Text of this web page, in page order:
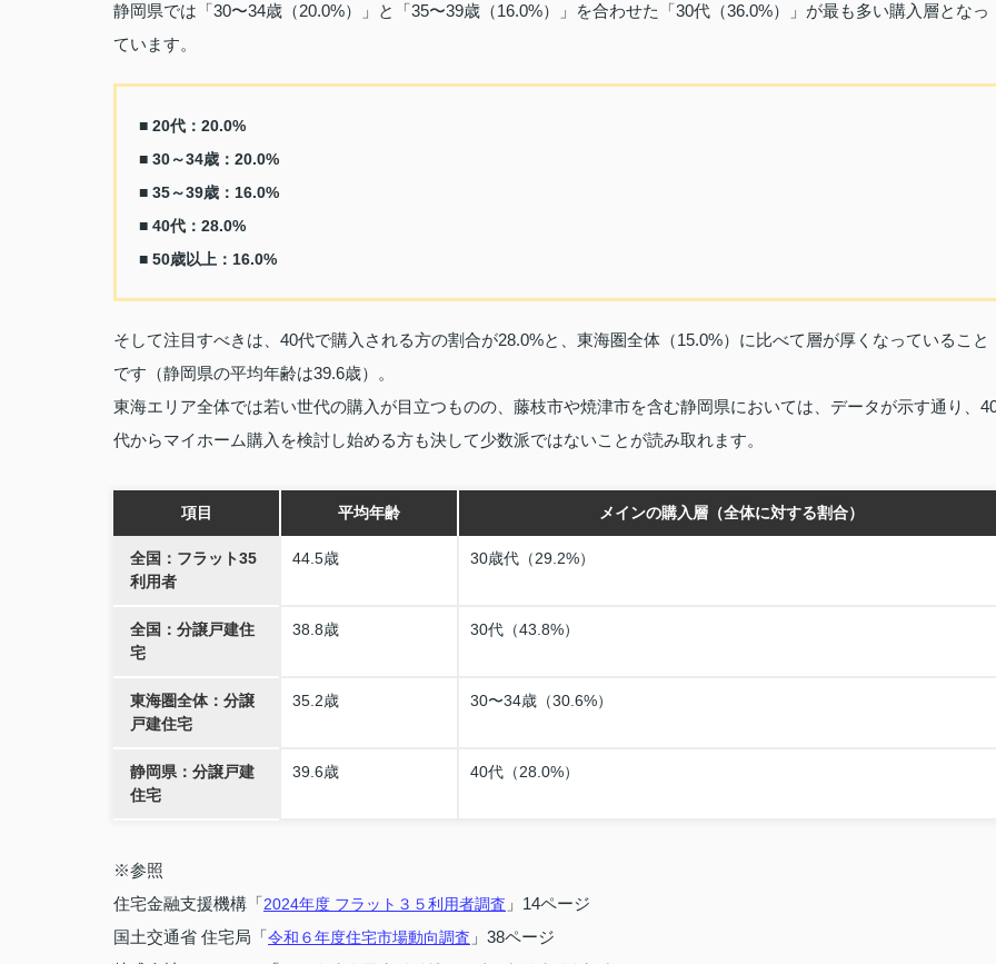
静岡県では「30〜34歳（20.0%）」と「35〜39歳（16.0%）」を合わせた「30代（36.0%）」が最も多い購入層となっ
ています。
■ 20代：20.0%
■ 30～34歳：20.0%
■ 35～39歳：16.0%
■ 40代：28.0%
■ 50歳以上：16.0%
そして注目すべきは、40代で購入される方の割合が28.0%と、東海圏全体（15.0%）に比べて層が厚くなっていること
です（静岡県の平均年齢は39.6歳）。
東海エリア全体では若い世代の購入が目立つものの、藤枝市や焼津市を含む静岡県においては、データが示す通り、
代からマイホーム購入を検討し始める方も決して少数派ではないことが読み取れます。
項目 平均年齢 メインの購入層（全体に対する割合）
全国：フラット35
利用者
44.5歳 30歳代（29.2%）
全国：分譲戸建住
宅
38.8歳 30代（43.8%）
東海圏全体：分譲
戸建住宅
35.2歳 30〜34歳（30.6%）
静岡県：分譲戸建
住宅
39.6歳 40代（28.0%）
※参照
住宅金融支援機構「2024年度 フラット３５利用者調査 」14ページ
国土交通省 住宅局「令和６年度住宅市場動向調査 」38ページ